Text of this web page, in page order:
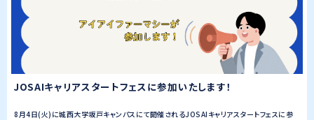
JOSAIキャリアスタートフェスに参加いたします！
8月4日(火)に城西大学坂戸キャンパスにて開催されるJOSAIキャリアスタートフェスに参